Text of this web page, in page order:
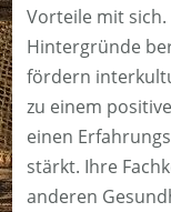
Vorteile mit
Hintergründe
fördern
zu einem
einen
stärkt. Ihre
anderen